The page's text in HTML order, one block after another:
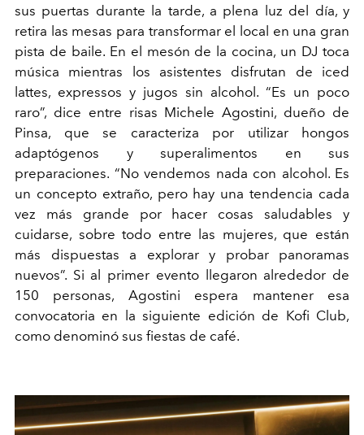
sus puertas durante la tarde, a plena luz del día, y
retira las mesas para transformar el local en una gran
pista de baile. En el mesón de la cocina, un DJ toca
música mientras los asistentes disfrutan de iced
lattes, expressos y jugos sin alcohol. “Es un poco
raro”, dice entre risas Michele Agostini, dueño de
Pinsa, que se caracteriza por utilizar hongos
adaptógenos y superalimentos en sus
preparaciones. “No vendemos nada con alcohol. Es
un concepto extraño, pero hay una tendencia cada
vez más grande por hacer cosas saludables y
cuidarse, sobre todo entre las mujeres, que están
más dispuestas a explorar y probar panoramas
nuevos”. Si al primer evento llegaron alrededor de
150 personas, Agostini espera mantener esa
convocatoria en la siguiente edición de Kofi Club,
como denominó sus fiestas de café.